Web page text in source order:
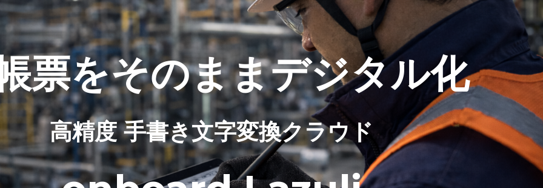
to main content Skip to navigation
票をそのままデジタル化
高精度 手書き文字変換クラウド